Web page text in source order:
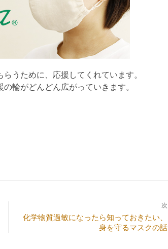
うために、応援してくれています。
輪がどんどん広がっていきます。
次
次化学物質過敏になったら知っておきたい、
身を守るマスクの話